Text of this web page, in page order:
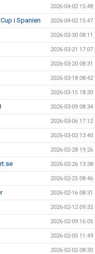
2026-04-02 15:48
i Spanien 2026-04-02 15:47
2026-03-30 08:11
2026-03-21 17:07
2026-03-20 08:31
2026-03-18 08:42
2026-03-15 18:30
2026-03-09 08:34
2026-03-06 17:12
2026-03-02 13:40
2026-02-28 19:26
2026-02-26 13:38
2026-02-25 08:46
2026-02-16 08:31
2026-02-12 09:32
2026-02-09 16:05
2026-02-05 11:49
2026-02-02 08:30